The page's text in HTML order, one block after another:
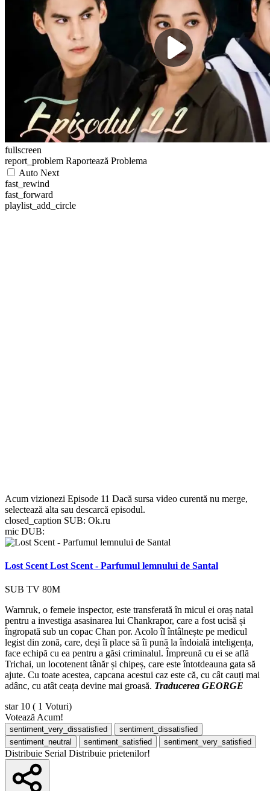
fullscreen
report_problem Raportează Problema
Auto Next
fast_rewind
fast_forward
playlist_add_circle
Acum vizionezi Episode 11 Dacă sursa video curentă nu merge,
selectează alta sau descarcă episodul.
closed_caption SUB: Ok.ru
mic DUB:
Lost Scent Lost Scent - Parfumul lemnului de Santal
SUB TV 80M
Warnruk, o femeie inspector, este transferată în micul ei oraș natal
pentru a investiga asasinarea lui Chankrapor, care a fost ucisă și
îngropată sub un copac Chan por. Acolo îl întâlnește pe medicul
legist din zonă, care, deși îi place să îi pună la îndoială inteligența,
face echipă cu ea pentru a găsi criminalul. Împreună cu ei se află
Trichai, un locotenent tânăr și chipeș, care este întotdeauna gata să
ajute. Cu toate acestea, capcana acestui caz este că, cu cât cauți mai
adânc, cu atât ceața devine mai groasă. Traducerea GEORGE
star 10 ( 1 Voturi)
Votează Acum!
sentiment_very_dissatisfied
sentiment_dissatisfied
sentiment_neutral
sentiment_satisfied sentiment_very_satisfied
Distribuie Serial Distribuie prietenilor!